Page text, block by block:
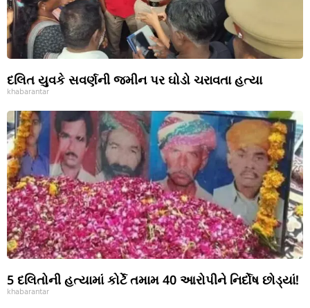
દલિત યુવકે સવર્ણની જમીન પર ઘોડો ચરાવતા હત્યા
khabarantar
5 દલિતોની હત્યામાં કોર્ટે તમામ 40 આરોપીને નિર્દોષ છોડ્યાં!
khabarantar